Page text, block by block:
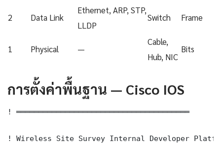
2 Data Link
Ethernet, ARP, STP,
LLDP
Switch Frame
1 Physical —
Cable,
Hub, NIC
Bits
การตั้งค่าพื้นฐาน — Cisco IOS
! ═══════════════════════════════════════
! Wireless Site Survey Internal Developer